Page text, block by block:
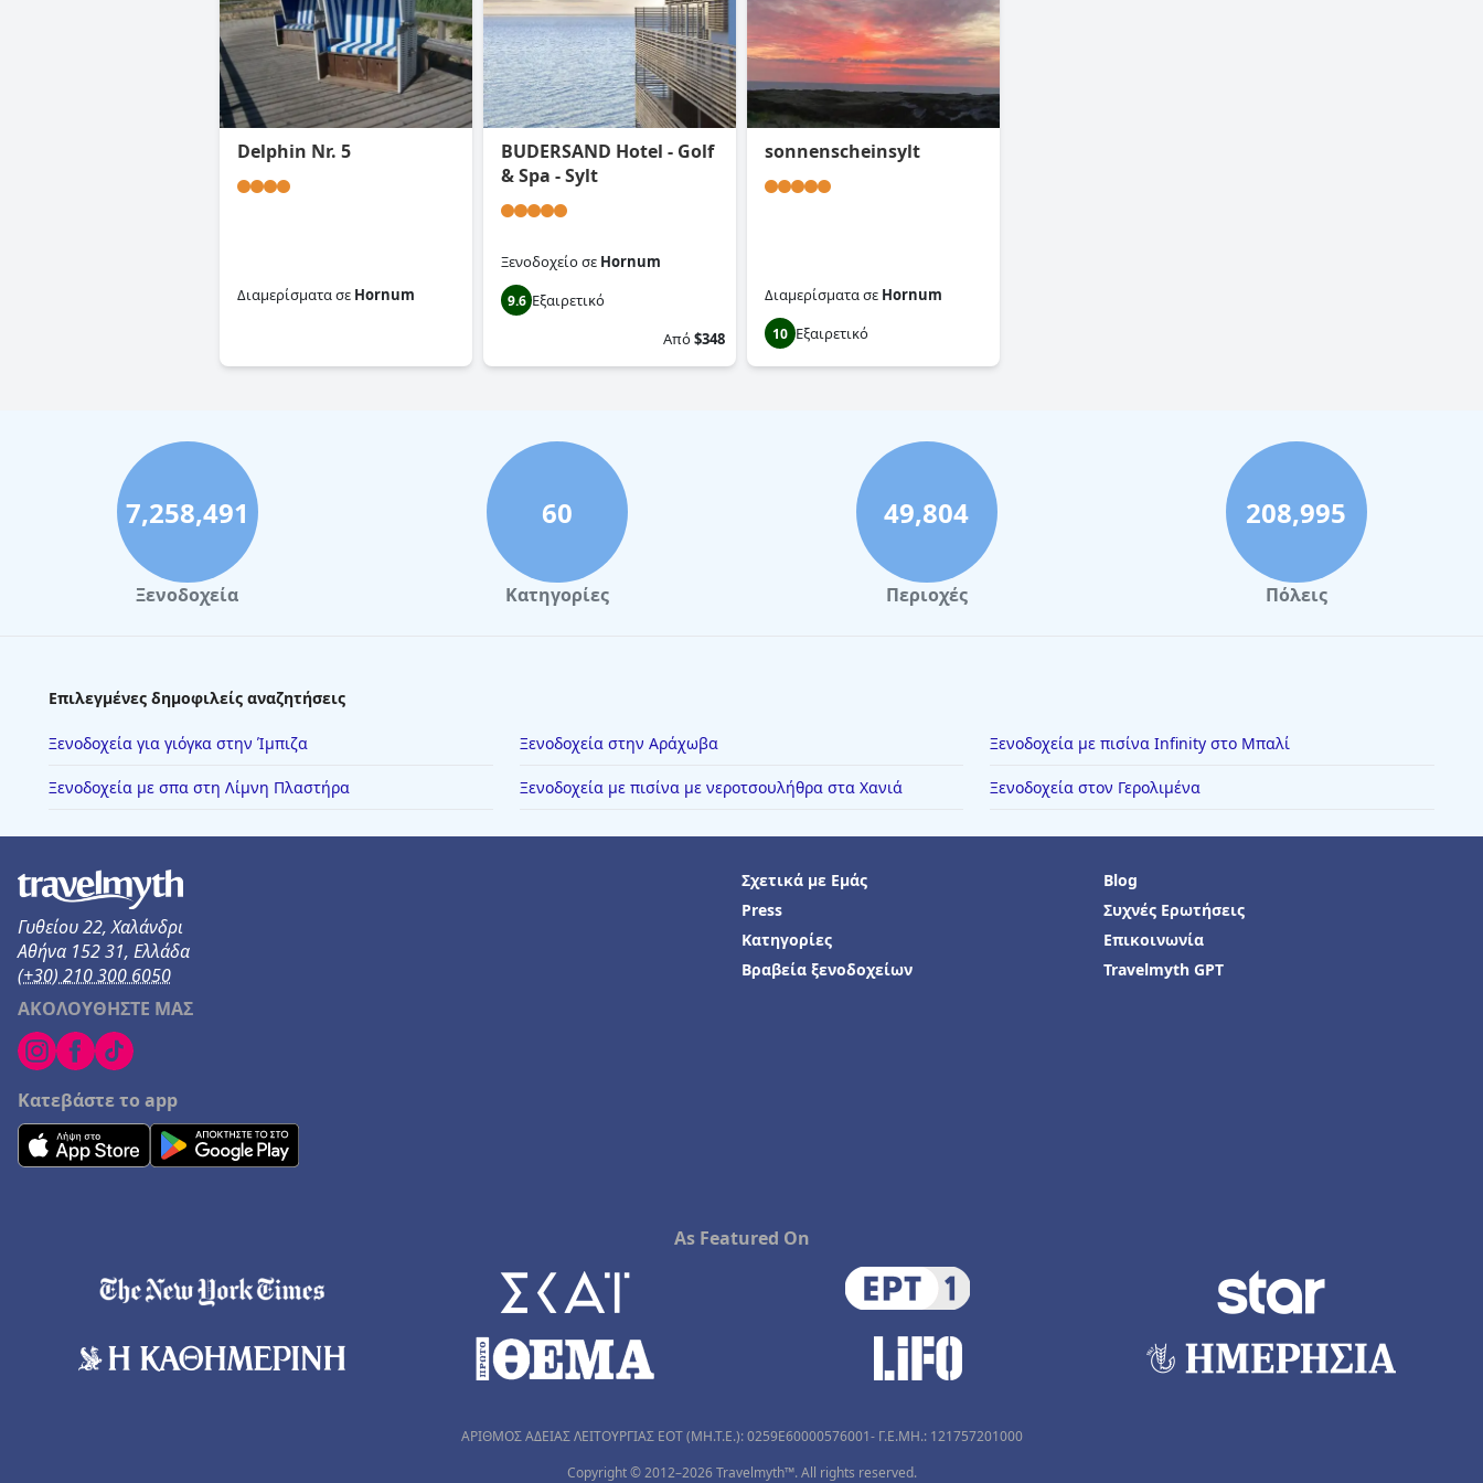
Delphin Nr. 5
Διαμερίσματασε Hornum
BUDERSAND Hotel - Golf
& Spa - Sylt
Ξενοδοχείοσε Hornum
9.6 Εξαιρετικό
Από$348
sonnenscheinsylt
Διαμερίσματασε Hornum
10 Εξαιρετικό
7,258,491
Ξενοδοχεία
60
Κατηγορίες
49,804
Περιοχές
208,995
Πόλεις
Επιλεγμένες δημοφιλείς αναζητήσεις
Ξενοδοχεία για γιόγκα στην Ίμπιζα Ξενοδοχεία στην Αράχωβα Ξενοδοχεία με πισίνα Infinity στο Μπαλί
Ξενοδοχεία με σπα στη Λίμνη Πλαστήρα Ξενοδοχεία με πισίνα με νεροτσουλήθρα στα Χανιά Ξενοδοχεία στον Γερολιμένα
Γυθείου 22, Χαλάνδρι
Αθήνα 152 31, Ελλάδα
(+30) 210 300 6050
ΑΚΟΛΟΥΘΗΣΤΕ ΜΑΣ
Κατεβάστε το app
Σχετικά με Εμάς
Press
Κατηγορίες
Βραβεία ξενοδοχείων
Blog
Συχνές Ερωτήσεις
Επικοινωνία
Travelmyth GPT
As Featured On
ΑΡΙΘΜΟΣ ΑΔΕΙΑΣ ΛΕΙΤΟΥΡΓΙΑΣ ΕΟΤ (MH.T.E.): 0259Ε60000576001- Γ.Ε.ΜΗ.: 121757201000
Copyright © 2012–2026 Travelmyth™. All rights reserved.